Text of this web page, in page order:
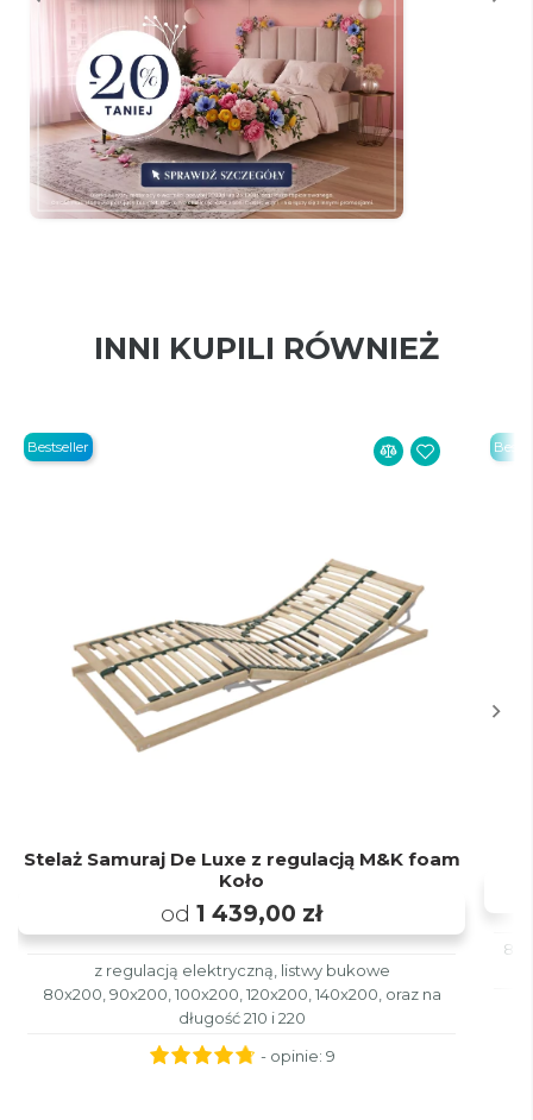
INNI KUPILI RÓWNIEŻ
Stelaż Samuraj De Luxe z regulacją M&K foam
Koło
od 1 439,00 zł
z regulacją elektryczną, listwy bukowe
80x200, 90x200, 100x200, 120x200, 140x200, oraz na
długość 210 i 220
Bestseller
- opinie: 9